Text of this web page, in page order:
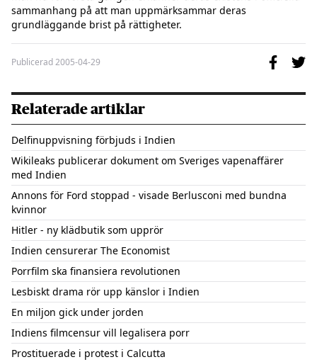
sammanhang på att man uppmärksammar deras
grundläggande brist på rättigheter.
Publicerad2005-04-29
Relaterade artiklar
Delfinuppvisning förbjuds i Indien
Wikileaks publicerar dokument om Sveriges vapenaffärer
med Indien
Annons för Ford stoppad - visade Berlusconi med bundna
kvinnor
Hitler - ny klädbutik som upprör
Indien censurerar The Economist
Porrfilm ska finansiera revolutionen
Lesbiskt drama rör upp känslor i Indien
En miljon gick under jorden
Indiens filmcensur vill legalisera porr
Prostituerade i protest i Calcutta